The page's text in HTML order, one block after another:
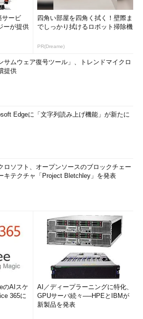
サービ
ーが提供
四角い部屋を四角く拭く！壁際ま
でしっかり拭けるロボット掃除機
PR(Dreame)
サムウェア復号ツール」、トレンドマイクロ
提供
Edgeに「文字列読み上げ機能」が新たに
ロソフト、オープンソースのブロックチェー
キテクチャ「Project Bletchley」を発表
のAIスケ
365に
AI／ディープラーニングに特化、
GPUサーバ続々──HPEとIBMが
新製品を発表